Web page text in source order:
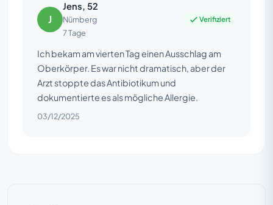
J
Jens, 52
Nürnberg
7 Tage
Verifiziert
Ich bekam am vierten Tag einen Ausschlag am
Oberkörper. Es war nicht dramatisch, aber der
Arzt stoppte das Antibiotikum und
dokumentierte es als mögliche Allergie.
03/12/2025